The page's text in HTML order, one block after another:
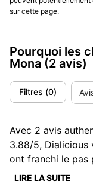
sur cette page.
Pourquoi les
Mona (2 avis)
Filtres (0)
Avec 2 avis
3.88/5, Dialicious
ont franchi le pas
est une source
LIRE LA SUITE